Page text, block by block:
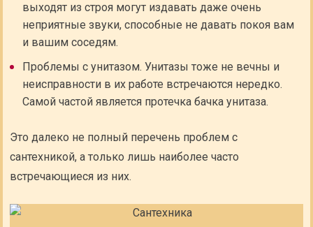
выходят из строя могут издавать даже очень
неприятные звуки, способные не давать покоя вам
и вашим соседям.
Проблемы с унитазом. Унитазы тоже не вечны и
неисправности в их работе встречаются нередко.
Самой частой является протечка бачка унитаза.
Это далеко не полный перечень проблем с
сантехникой, а только лишь наиболее часто
встречающиеся из них.